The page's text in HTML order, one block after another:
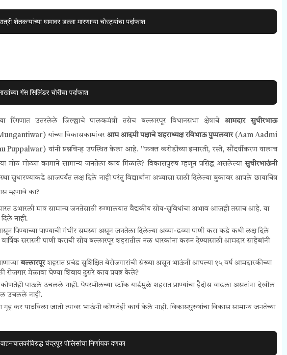
शेतकऱ्यांच्या घामावर डल्ला मारणाऱ्या चोरट्यांचा पर्दाफाश
गॅस सिलिंडर चोरीचा पर्दाफाश
रिंगणात उतरलेले जिल्ह्याचे पालकमंत्री तसेच बल्लारपूर विधानसभा क्षेत्राचे आमदार सुधीरभाऊ
यांच्या विकासकामांवर आम आदमी पक्षाचे शहराध्यक्ष रविभाऊ पुप्पलवार(Aam Aadmi
Puppalwar)यांनी प्रश्नचिन्ह उपस्थित केला आहे. "फक्त करोडोंच्या इमारती, रस्ते, सौंदर्यीकरण यालाच
मोठ मोठ्या कामाने सामान्य जनतेला काय मिळाले? विकासपुरूष म्हणून प्रसिद्ध असलेल्या सुधीरभाऊंनी
सुधारण्याकडे आजपर्यंत लक्ष दिले नाही परंतु विद्यार्थांना अभ्यासा साठी दिलेल्या बुकावर आपले छायाचित्र
म्हणावे का?
उभारली मात्र सामान्य जनतेसाठी रूग्णालयात वैद्यकीय सोय-सुविधांचा अभाव आजही तसाच आहे. या
नाही.
पिण्याच्या पाण्याची गंभीर समस्या असूनजनतेला दिलेल्या अव्या-ढव्या पाणी करा कडे कधी लक्ष दिले
वार्षिक सरासरी पाणी कराची सोय बल्लारपूर शहरातील नळ धारकांना करून देण्यासाठी आमदार साहेबांनी
बल्लारपूरशहरातप्रचंडसुशिक्षित बेरोजगारांची संख्या असून भाऊंनीआपल्या १५ वर्ष आमदारकीच्या
रोजगार मेळावा घेण्या शिवाय दुसरे काय प्रयत्न केले?
पाऊले उचलले नाही. पेपरमीलच्या स्टॉक यार्डमुळे शहरात प्राण्यांचा हैदोस वाढला असतांना देखील
उचलले नाही.
गृह कर पाठविला जातो त्यावर भाऊंनी कोणतेही कार्य केले नाही. विकासपुरुषांचा विकास सामान्य जनतेच्या
चंद्रपूर पोलिसांचा निर्णायक दणका